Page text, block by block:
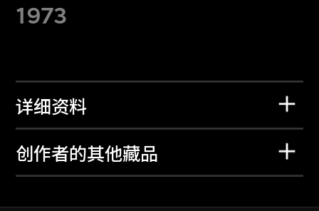
1973
详细资料
创作者的其他藏品